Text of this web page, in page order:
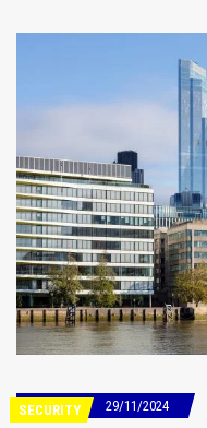
SECURITY 29/11/2024